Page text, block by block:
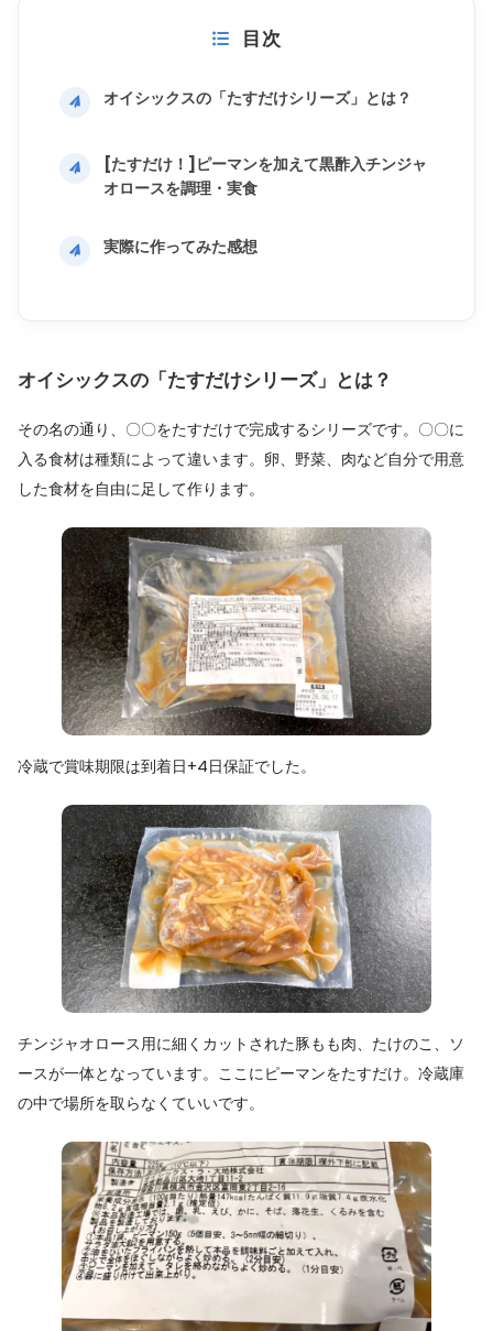
目次
オイシックスの「たすだけシリーズ」とは？
[たすだけ！]ピーマンを加えて黒酢入チンジャ
オロースを調理・実食
実際に作ってみた感想
オイシックスの「たすだけシリーズ」とは？
その名の通り、〇〇をたすだけで完成するシリーズです。〇〇に
入る食材は種類によって違います。卵、野菜、肉など自分で用意
した食材を自由に足して作ります。
冷蔵で賞味期限は到着日+4日保証でした。
チンジャオロース用に細くカットされた豚もも肉、たけのこ、ソ
ースが一体となっています。ここにピーマンをたすだけ。冷蔵庫
の中で場所を取らなくていいです。